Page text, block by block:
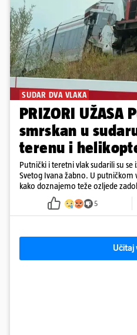
SUDAR DVA VLAKA
PRIZORI UŽASA
smrskan u
terenu i
Putnički i teretni vlak sudarili su se
Svetog Ivana žabno. U putničkom
kako doznajemo teže ozljede
vlaka. Zatvoren je promet, a fotoreporteri Prigorskog objavili su
prve snimke s mjesta sudara
5
Učitaj